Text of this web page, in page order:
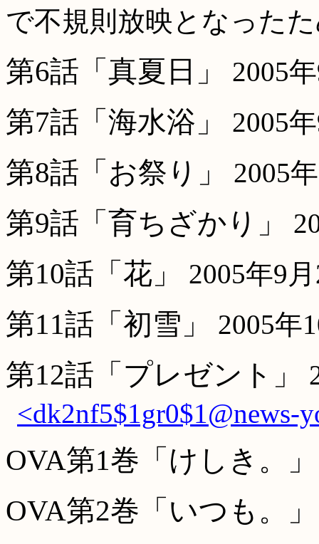
で不規則放映となった
第6話「真夏日」 2005
第7話「海水浴」 2005
第8話「お祭り」 2005
第9話「育ちざかり」
第10話「花」 2005年9
第11話「初雪」 2005年
第12話「プレゼント」
<dk2nf5$1gr0$1@news-
OVA第1巻「けしき。」
OVA第2巻「いつも。」